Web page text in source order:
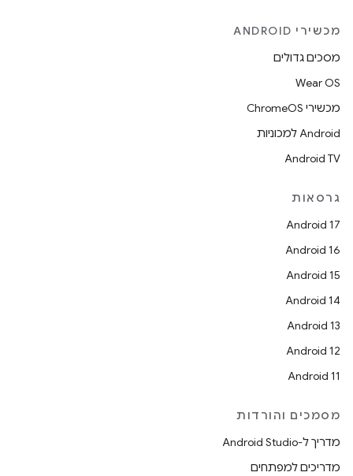
מכשירי ANDROID
מסכים גדולים
Wear OS
מכשירי ChromeOS
Android למכוניות
Android TV
גרסאות
Android 17
Android 16
Android 15
Android 14
Android 13
Android 12
Android 11
מסמכים והורדות
מדריך ל-Android Studio
מדריכים למפתחים